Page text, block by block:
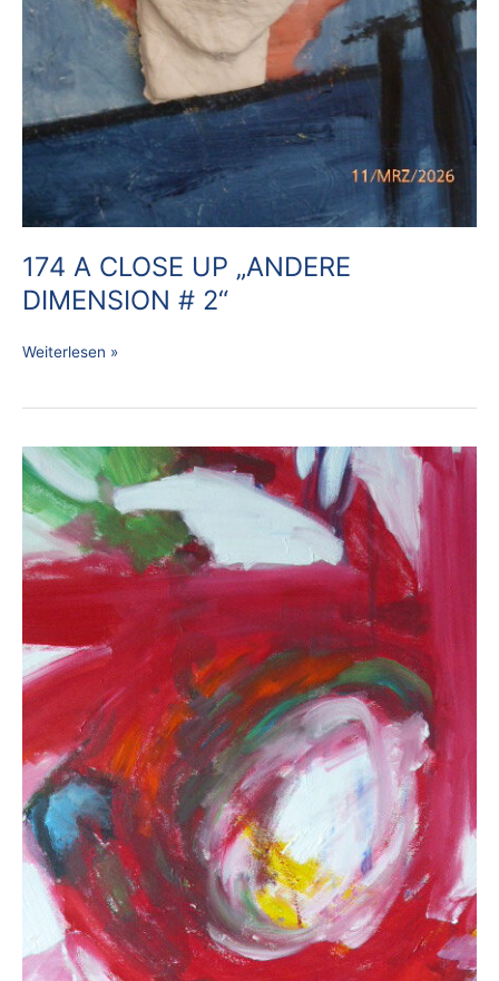
174 A CLOSE UP „ANDERE
DIMENSION # 2“
Weiterlesen »
170
A
CLOSE
UP
„GROSSE
LEBENSFREUDE“